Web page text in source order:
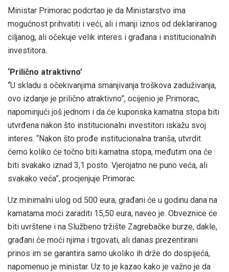
Ministar Primorac podcrtao je da Ministarstvo ima
mogućnost prihvatiti i veći, ali i manji iznos od deklariranog
ciljanog, ali očekuje velik interes i građana i institucionalnih
investitora.
‘Prilično atraktivno’
“U skladu s očekivanjima smanjivanja troškova zaduživanja,
ovo izdanje je prilično atraktivno”, ocijenio je Primorac,
napominjući još jednom i da će kuponska kamatna stopa biti
utvrđena nakon što institucionalni investitori iskažu svoj
interes. “Nakon što prođe institucionalna tranša, utvrdit
ćemo koliko će točno biti kamatna stopa, međutim ona će
biti svakako iznad 3,1 posto. Vjerojatno ne puno veća, ali
svakako veća”, procjenjuje Primorac.
Uz minimalni ulog od 500 eura, građani će u godinu dana na
kamatama moći zaraditi 15,50 eura, naveo je. Obveznice će
biti uvrštene i na Službeno tržište Zagrebačke burze, dakle,
građani će moći njima i trgovati, ali danas prezentirani
prinos im se garantira samo ukoliko ih drže do dospijeća,
napomenuo je ministar. Uz to je kazao kako je važno je da